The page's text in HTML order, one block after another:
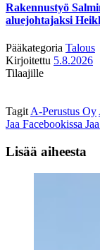
Rakennustyö
aluejohtajaksi
Pääkategoria Talous
Kirjoitettu 5.8.2026
Tilaajille
Tagit A-Perustus Oy
Jaa Facebookissa
Lisää aiheesta